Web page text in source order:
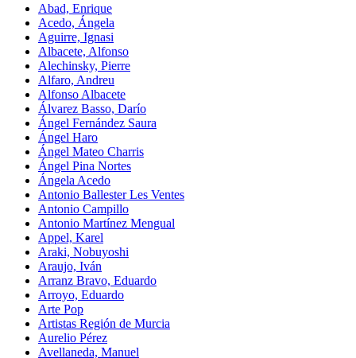
Abad, Enrique
Acedo, Ángela
Aguirre, Ignasi
Albacete, Alfonso
Alechinsky, Pierre
Alfaro, Andreu
Alfonso Albacete
Álvarez Basso, Darío
Ángel Fernández Saura
Ángel Haro
Ángel Mateo Charris
Ángel Pina Nortes
Ángela Acedo
Antonio Ballester Les Ventes
Antonio Campillo
Antonio Martínez Mengual
Appel, Karel
Araki, Nobuyoshi
Araujo, Iván
Arranz Bravo, Eduardo
Arroyo, Eduardo
Arte Pop
Artistas Región de Murcia
Aurelio Pérez
Avellaneda, Manuel